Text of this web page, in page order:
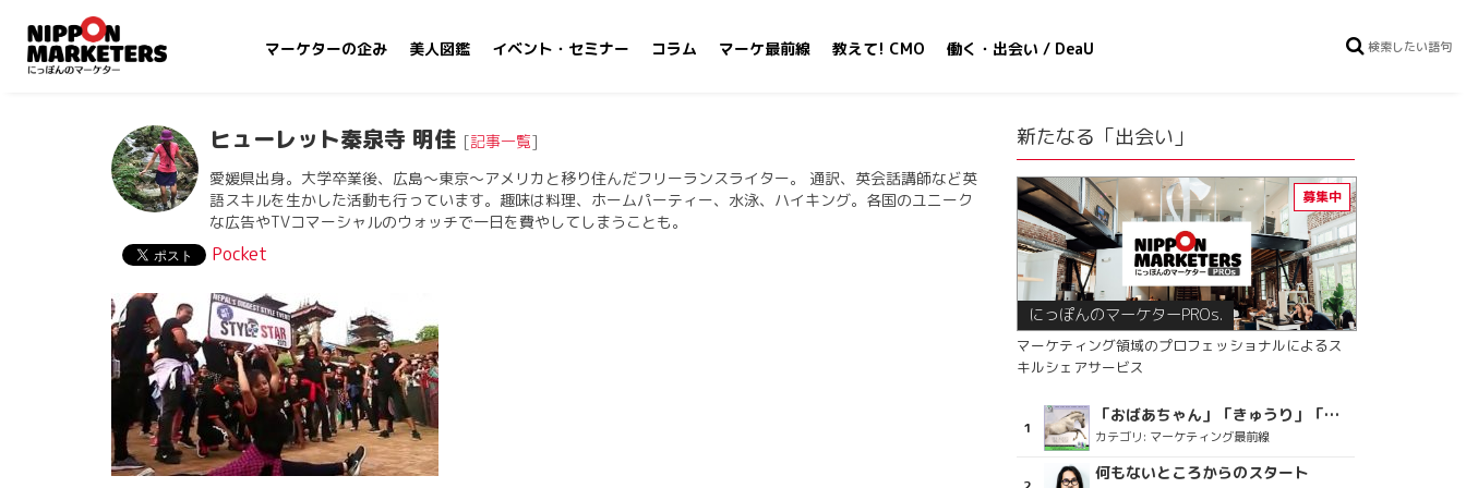
マーケターの企み 美人図鑑 イベント・セミナー コラム マーケ最前線 教えて! CMO 働く・出会い / DeaU
ヒューレット秦泉寺 明佳 [記事一覧]
愛媛県出身。大学卒業後、広島〜東京〜アメリカと移り住んだフリーランスライター。 通訳、英会話講師など英
語スキルを生かした活動も行っています。趣味は料理、ホームパーティー、水泳、ハイキング。各国のユニーク
な広告やTVコマーシャルのウォッチで一日を費やしてしまうことも。
Pocket
新たなる「出会い」
にっぽんのマーケターPROs.
マーケティング領域のプロフェッショナルによるス
キルシェアサービス
「おばあちゃん」「きゅうり」「ディスコで踊るおじさん」をCM素材に使った、「気持ちよさ」が売りの意外な商品とは？
カテゴリ: マーケティング最前線
何もないところからのスタート